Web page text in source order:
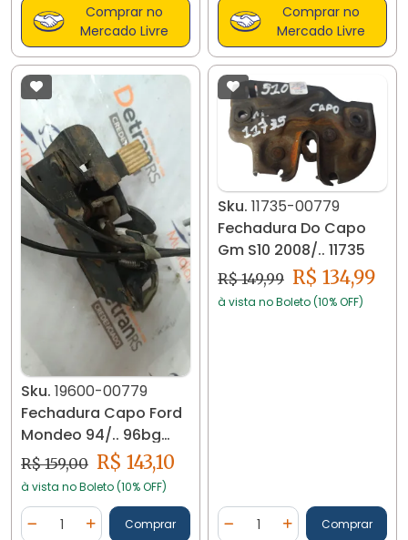
Comprar no
Mercado Livre
Comprar no
Mercado Livre
Sku. 19600-00779
Fechadura Capo Ford
Mondeo 94/.. 96bg
16701 Ac 19600
R$ 159,00 R$ 143,10
à vista no Boleto (10% OFF)
Diminuir Quantidade
Quantidade
Adicionar Quantidade
Comprar
Sku. 11735-00779
Fechadura Do Capo
Gm S10 2008/.. 11735
R$ 149,99 R$ 134,99
à vista no Boleto (10% OFF)
Diminuir Quantidade
Quantidade
AdicionarComprar